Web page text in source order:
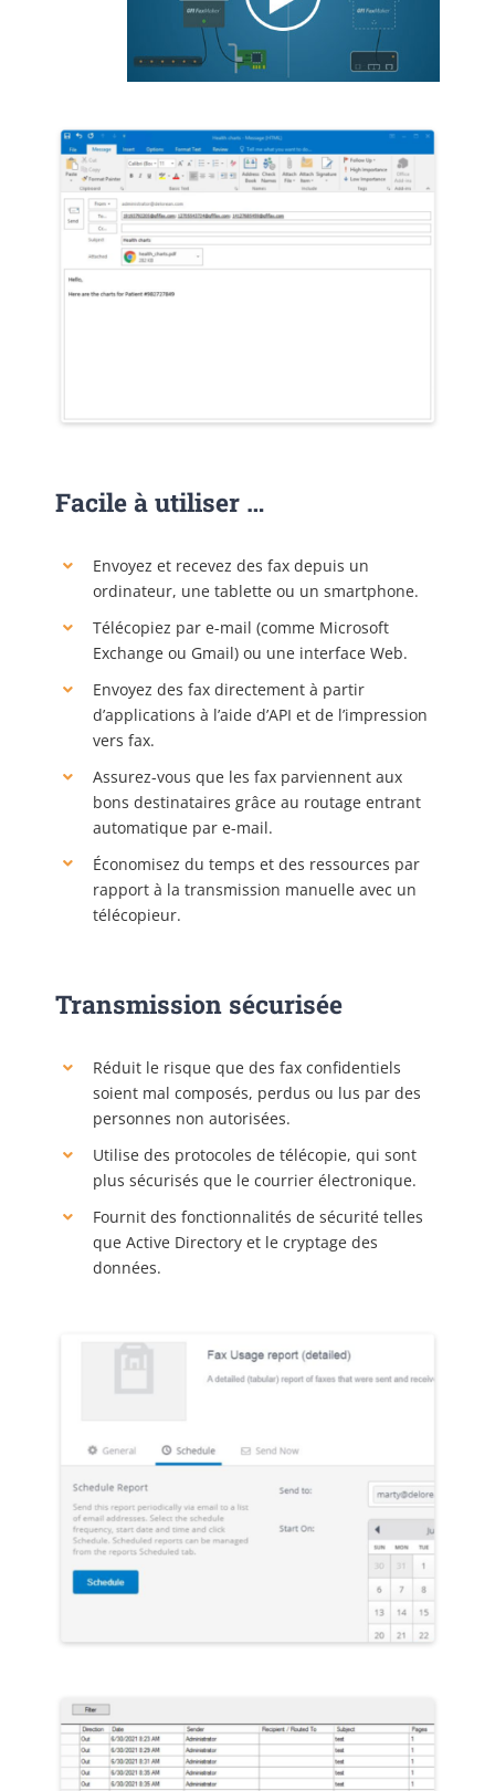
Facile à utiliser …
Envoyez et recevez des fax depuis un
ordinateur, une tablette ou un smartphone.
Télécopiez par e-mail (comme Microsoft
Exchange ou Gmail) ou une interface Web.
Envoyez des fax directement à partir
d’applications à l’aide d’API et de l’impression
vers fax.
Assurez-vous que les fax parviennent aux
bons destinataires grâce au routage entrant
automatique par e-mail.
Économisez du temps et des ressources par
rapport à la transmission manuelle avec un
télécopieur.
Transmission sécurisée
Réduit le risque que des fax confidentiels
soient mal composés, perdus ou lus par des
personnes non autorisées.
Utilise des protocoles de télécopie, qui sont
plus sécurisés que le courrier électronique.
Fournit des fonctionnalités de sécurité telles
que Active Directory et le cryptage des
données.